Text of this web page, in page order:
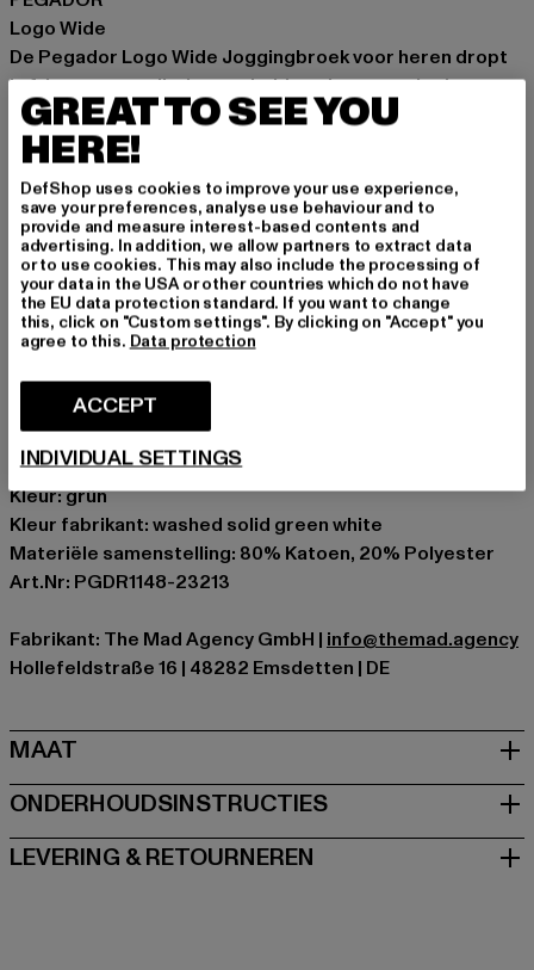
Logo Wide
De Pegador Logo Wide Joggingbroek voor heren dropt
in fris groen en tilt de rauwheid van je street-look naar
een nieuw niveau. Gemaakt van een robuuste mix van
80% katoen en 20% polyester, biedt deze broek de
perfecte overgang van je thuisbasis naar de block. De
wijde snit garandeert maximale bewegingsvrijheid –
ideaal voor lange sessies in de studio of wanneer je je
eigen spoor trekt op het asfalt. Maak een duidelijk
statement, zonder veel te zeggen.
Gelegenheid: Alledaags, Comfortabel, Chillen
Soorten sluitingen: Koord
Details: Merklogo, Steekzak
Cut: Breed
Merk: PEGADOR
Kategori: Trousers - Sweat
Kleur: grün
Kleur fabrikant: washed solid green white
Materiële samenstelling: 80% Katoen, 20% Polyester
Art.Nr: PGDR1148-23213
Fabrikant: The Mad Agency GmbH | info@themad.agency
Hollefeldstraße 16 | 48282 Emsdetten | DE
MAAT
ONDERHOUDSINSTRUCTIES
LEVERING & RETOURNEREN
GREAT TO SEE YOU
HERE!
DefShop uses cookies to improve your use experience,
save your preferences, analyse use behaviour and to
provide and measure interest-based contents and
advertising. In addition, we allow partners to extract data
or to use cookies. This may also include the processing of
your data in the USA or other countries which do not have
the EU data protection standard. If you want to change
this, click on "Custom settings". By clicking on "Accept" you
agree to this. Data protection
ACCEPT
INDIVIDUAL SETTINGS